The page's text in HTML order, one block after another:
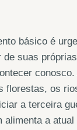
básico é
de suas
florestas, os
a terceira
alimenta a